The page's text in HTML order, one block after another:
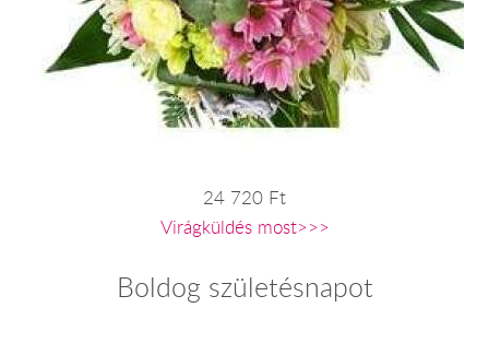
24 720 Ft
Virágküldés most>>>
Boldog születésnapot